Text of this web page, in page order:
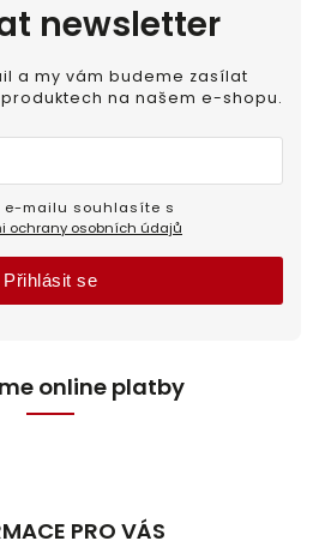
newsletter
a my vám budeme zasílat
na našem e-shopu.
ochrany osobních údajů
Přihlásit se
online platby
PRO VÁS